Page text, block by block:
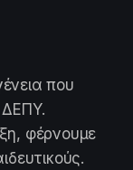
που
ΔΕΠΥ.
φέρνουμε